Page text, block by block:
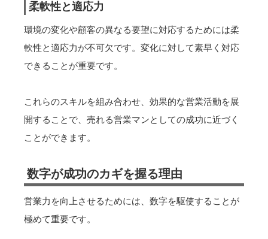
柔軟性と適応力
環境の変化や顧客の異なる要望に対応するためには柔
軟性と適応力が不可欠です。変化に対して素早く対応
できることが重要です。
これらのスキルを組み合わせ、効果的な営業活動を展
開することで、売れる営業マンとしての成功に近づく
ことができます。
数字が成功のカギを握る理由
営業力を向上させるためには、数字を駆使することが
極めて重要です。